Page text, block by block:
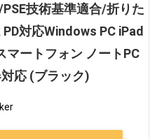
技術基準適合/折りた
対応Windows PC iPad
マートフォン ノートPC
応 (ブラック)